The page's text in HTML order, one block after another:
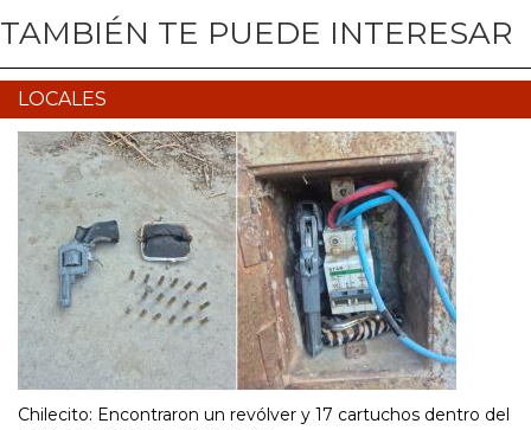
TAMBIÉN TE PUEDE INTERESAR
LOCALES
Chilecito: Encontraron un revólver y 17 cartuchos dentro del